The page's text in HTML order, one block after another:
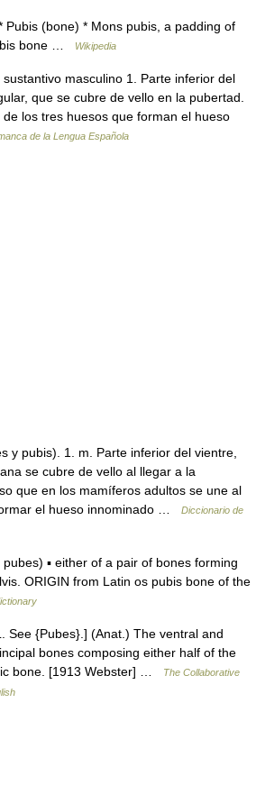
(bone) * Mons pubis, a padding of
bone …
Wikipedia
masculino 1. Parte inferior del
que se cubre de vello en la pubertad.
los tres huesos que forman el hueso
de la Lengua Española
y pubis). 1. m. Parte inferior del vientre,
se cubre de vello al llegar a la
que en los mamíferos adultos se une al
el hueso innominado …
Diccionario de
▪ either of a pair of bones forming
ORIGIN from Latin os pubis bone of the
See {Pubes}.] (Anat.) The ventral and
bones composing either half of the
bone. [1913 Webster] …
The Collaborative